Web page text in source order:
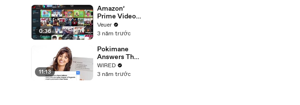
0:36
Amazon’
Prime Video
Will Show
Commercials
Year
Veuer
3 năm trước
11:13
Pokimane
Answers The
Web's Most
Searched
WIRED
3 năm trước